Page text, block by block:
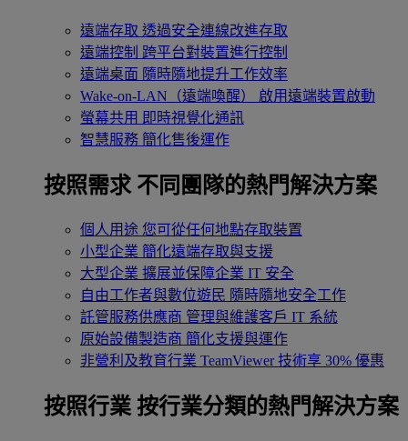
遠端存取 透過安全連線改進存取
遠端控制 跨平台對裝置進行控制
遠端桌面 隨時隨地提升工作效率
Wake-on-LAN（遠端喚醒）
啟用遠端裝置啟動
螢幕共用 即時視覺化通訊
智慧服務 簡化售後運作
按照需求 不同團隊的熱門解決方案
個人用途 您可從任何地點存取裝置
小型企業 簡化遠端存取與支援
大型企業 擴展並保障企業 IT 安全
自由工作者與數位遊民 隨時隨地安全工作
託管服務供應商 管理與維護客戶 IT 系統
原始設備製造商 簡化支援與運作
非營利及教育行業 TeamViewer 技術享 30% 優惠
按照行業 按行業分類的熱門解決方案